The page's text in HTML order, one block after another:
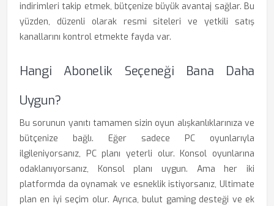
indirimleri takip etmek, bütçenize büyük avantaj sağlar. Bu
yüzden, düzenli olarak resmi siteleri ve yetkili satış
kanallarını kontrol etmekte fayda var.
Hangi Abonelik Seçeneği Bana Daha
Uygun?
Bu sorunun yanıtı tamamen sizin oyun alışkanlıklarınıza ve
bütçenize bağlı. Eğer sadece PC oyunlarıyla
ilgileniyorsanız, PC planı yeterli olur. Konsol oyunlarına
odaklanıyorsanız, Konsol planı uygun. Ama her iki
platformda da oynamak ve esneklik istiyorsanız, Ultimate
plan en iyi seçim olur. Ayrıca, bulut gaming desteği ve ek